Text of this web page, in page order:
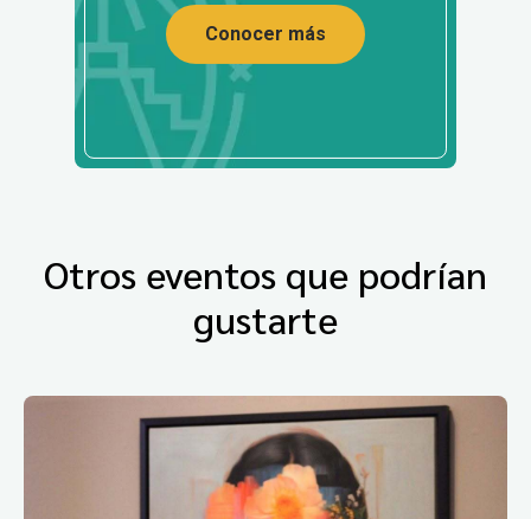
Conocer más
Otros eventos que podrían
gustarte